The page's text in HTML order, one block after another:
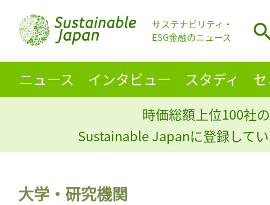
サステナビリティ・
ESG金融のニュース
ニュース インタビュー スタディ
時価総額上位100社
Sustainable Japanに登録して
大学・研究機関